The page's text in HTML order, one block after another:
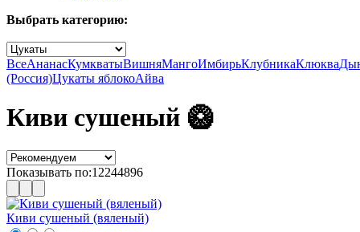
Выбрать категорию:
ВсеАнанасКумкватыВишняМангоИмбирьКлубникаКлюква
(Россия)Цукаты яблокоАйва
Киви сушеный 🥝
Показывать по:12244896
Киви сушеный (вяленый)